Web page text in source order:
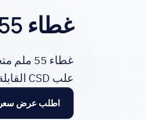
غطاء 55 ملم —
علب CSD القابلة لإعادة الإغلاق وأشكال المشروبات المتخصصة.
اطلب عرض سعر